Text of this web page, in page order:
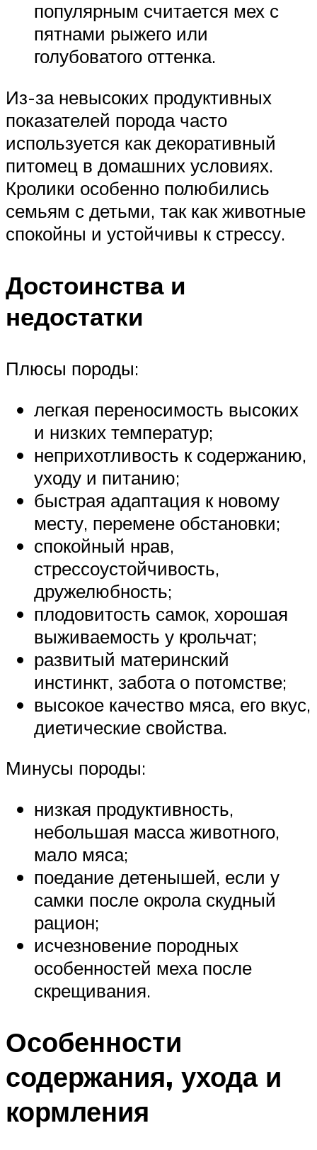
популярным считается мех с
пятнами рыжего или
голубоватого оттенка.
Из-за невысоких продуктивных
показателей порода часто
используется как декоративный
питомец в домашних условиях.
Кролики особенно полюбились
семьям с детьми, так как животные
спокойны и устойчивы к стрессу.
Достоинства и
недостатки
Плюсы породы:
легкая переносимость высоких
и низких температур;
неприхотливость к содержанию,
уходу и питанию;
быстрая адаптация к новому
месту, перемене обстановки;
спокойный нрав,
стрессоустойчивость,
дружелюбность;
плодовитость самок, хорошая
выживаемость у крольчат;
развитый материнский
инстинкт, забота о потомстве;
высокое качество мяса, его вкус,
диетические свойства.
Минусы породы:
низкая продуктивность,
небольшая масса животного,
мало мяса;
поедание детенышей, если у
самки после окрола скудный
рацион;
исчезновение породных
особенностей меха после
скрещивания.
Особенности
содержания, ухода и
кормления